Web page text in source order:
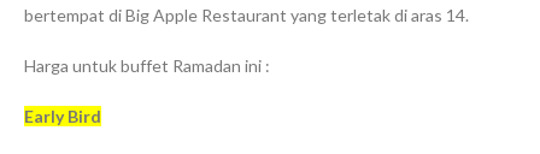
bertempat di Big Apple Restaurant yang terletak di aras 14.
Harga untuk buffet Ramadan ini :
Early Bird